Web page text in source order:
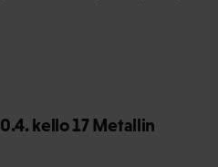
kello 17 Metallin